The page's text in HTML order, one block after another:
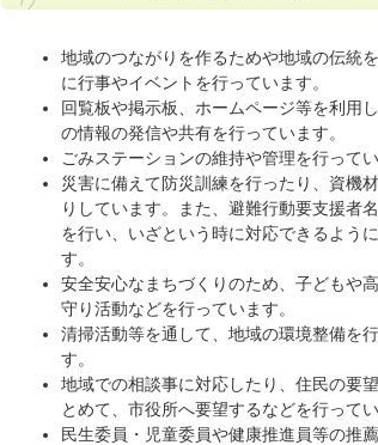
地域のつながりを作るためや地域の伝統
に行事やイベントを行っています。
回覧板や掲示板、ホームページ等を利用
の情報の発信や共有を行っています。
ごみステーションの維持や管理を行ってい
災害に備えて防災訓練を行ったり、資機
りしています。また、避難行動要支援者
を行い、いざという時に対応できるよう
す。
安全安心なまちづくりのため、子どもや
守り活動などを行っています。
清掃活動等を通して、地域の環境整備を
す。
地域での相談事に対応したり、住民の要
とめて、市役所へ要望するなどを行ってい
民生委員・児童委員や健康推進員等の推